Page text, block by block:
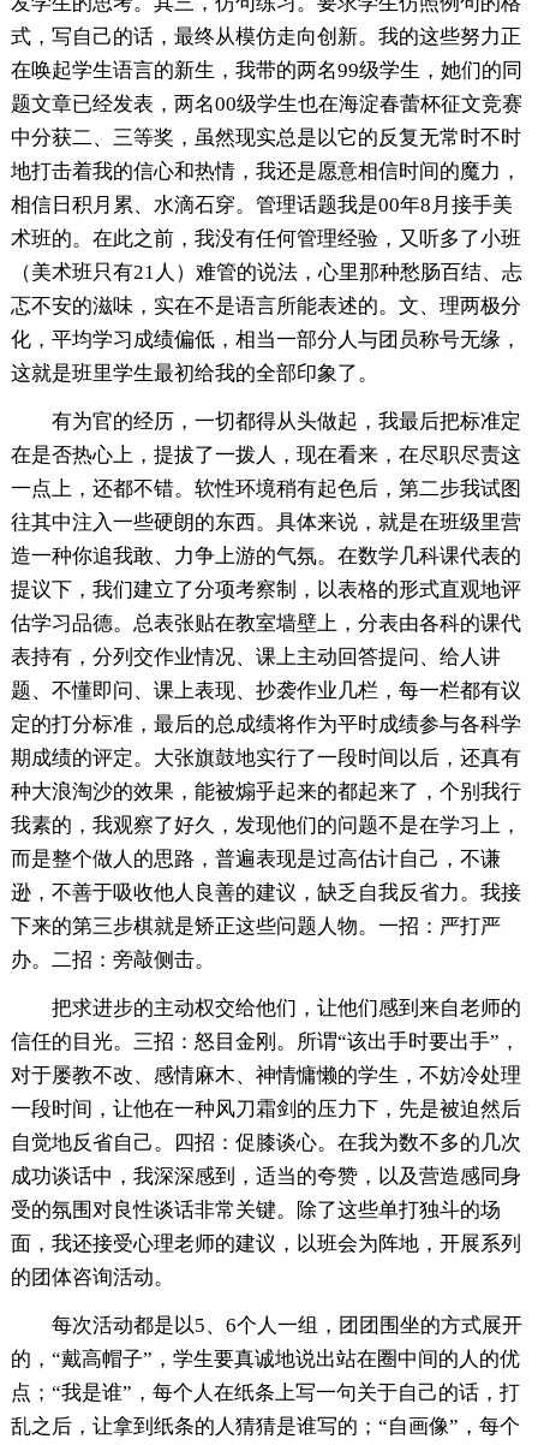
式，写自己的话，最终从模仿走向创新。我的这些努力正
在唤起学生语言的新生，我带的两名99级学生，她们的同
题文章已经发表，两名00级学生也在海淀春蕾杯征文竞赛
中分获二、三等奖，虽然现实总是以它的反复无常时不时
地打击着我的信心和热情，我还是愿意相信时间的魔力，
相信日积月累、水滴石穿。管理话题我是00年8月接手美
术班的。在此之前，我没有任何管理经验，又听多了小班
（美术班只有21人）难管的说法，心里那种愁肠百结、忐
忑不安的滋味，实在不是语言所能表述的。文、理两极分
化，平均学习成绩偏低，相当一部分人与团员称号无缘，
这就是班里学生最初给我的全部印象了。
有为官的经历，一切都得从头做起，我最后把标准定
在是否热心上，提拔了一拨人，现在看来，在尽职尽责这
一点上，还都不错。软性环境稍有起色后，第二步我试图
往其中注入一些硬朗的东西。具体来说，就是在班级里营
造一种你追我敢、力争上游的气氛。在数学几科课代表的
提议下，我们建立了分项考察制，以表格的形式直观地评
估学习品德。总表张贴在教室墙壁上，分表由各科的课代
表持有，分列交作业情况、课上主动回答提问、给人讲
题、不懂即问、课上表现、抄袭作业几栏，每一栏都有议
定的打分标准，最后的总成绩将作为平时成绩参与各科学
期成绩的评定。大张旗鼓地实行了一段时间以后，还真有
种大浪淘沙的效果，能被煽乎起来的都起来了，个别我行
我素的，我观察了好久，发现他们的问题不是在学习上，
而是整个做人的思路，普遍表现是过高估计自己，不谦
逊，不善于吸收他人良善的建议，缺乏自我反省力。我接
下来的第三步棋就是矫正这些问题人物。一招：严打严
办。二招：旁敲侧击。
把求进步的主动权交给他们，让他们感到来自老师的
信任的目光。三招：怒目金刚。所谓“该出手时要出手”，
对于屡教不改、感情麻木、神情慵懒的学生，不妨冷处理
一段时间，让他在一种风刀霜剑的压力下，先是被迫然后
自觉地反省自己。四招：促膝谈心。在我为数不多的几次
成功谈话中，我深深感到，适当的夸赞，以及营造感同身
受的氛围对良性谈话非常关键。除了这些单打独斗的场
面，我还接受心理老师的建议，以班会为阵地，开展系列
的团体咨询活动。
每次活动都是以5、6个人一组，团团围坐的方式展开
的，“戴高帽子”，学生要真诚地说出站在圈中间的人的优
点；“我是谁”，每个人在纸条上写一句关于自己的话，打
乱之后，让拿到纸条的人猜猜是谁写的；“自画像”，每个